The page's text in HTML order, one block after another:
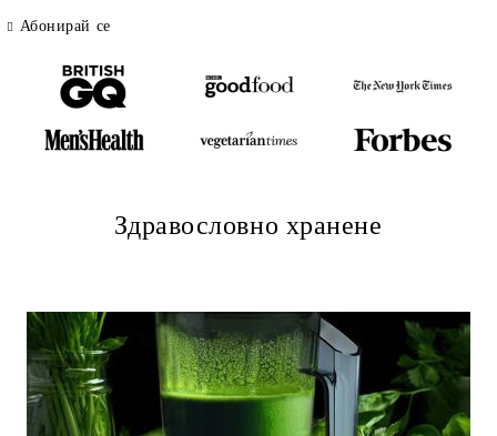
Абонирай се
Здравословно хранене